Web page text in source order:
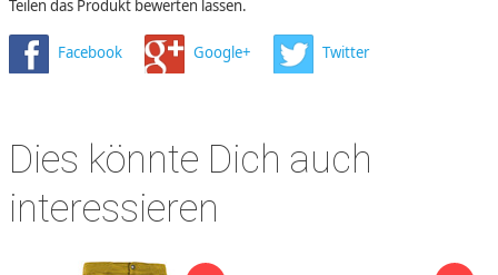
Teilen das Produkt bewerten lassen.
Facebook Google+ Twitter
Dies könnte Dich auch
interessieren